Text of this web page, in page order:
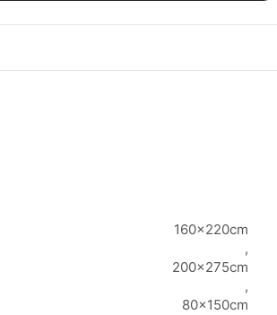
160x220cm
,
200x275cm
,
80x150cm